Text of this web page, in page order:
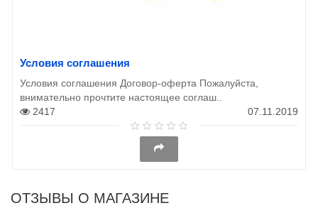
Условия соглашения
Условия соглашения Договор-оферта Пожалуйста,
внимательно прочтите настоящее соглаш..
2417
07.11.2019
ОТЗЫВЫ О МАГАЗИНЕ